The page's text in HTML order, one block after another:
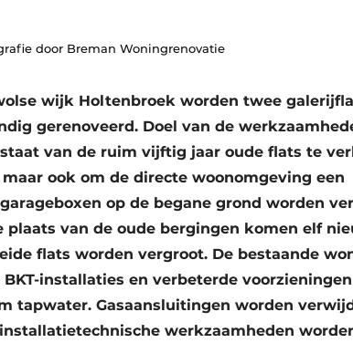
door Breman Woningrenovatie
wijk Holtenbroek worden twee
gerenoveerd. Doel van de
van de ruim vijftig jaar oude flats te
ook om de directe woonomgeving een
op de begane grond worden
plaats van de oude bergingen komen elf
flats worden vergroot. De bestaande
installaties en verbeterde
tapwater. Gasaansluitingen worden
werkzaamheden